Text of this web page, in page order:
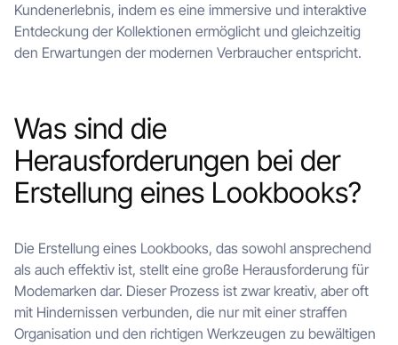
Kundenerlebnis, indem es eine immersive und interaktive
Entdeckung der Kollektionen ermöglicht und gleichzeitig
den Erwartungen der modernen Verbraucher entspricht.
Was sind die
Herausforderungen bei der
Erstellung eines Lookbooks?
Die Erstellung eines Lookbooks, das sowohl ansprechend
als auch effektiv ist, stellt eine große Herausforderung für
Modemarken dar. Dieser Prozess ist zwar kreativ, aber oft
mit Hindernissen verbunden, die nur mit einer straffen
Organisation und den richtigen Werkzeugen zu bewältigen